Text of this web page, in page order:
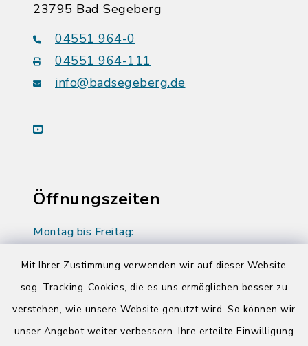
Mit Ihrer Zustimmung verwenden wir auf dieser Website
sog. Tracking-Cookies, die es uns ermöglichen besser zu
verstehen, wie unsere Website genutzt wird. So können wir
unser Angebot weiter verbessern. Ihre erteilte Einwilligung
23795 Bad Segeberg
04551 964-0
04551 964-111
info@badsegeberg.de
youtube
Öffnungszeiten
Montag bis Freitag:
Donnerstag zusätzlich:
14:00-17:00 Uhr